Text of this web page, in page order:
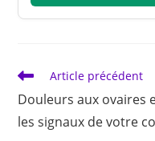
Read
more
articles
Article précédent
Douleurs aux ovaires
les signaux de votre